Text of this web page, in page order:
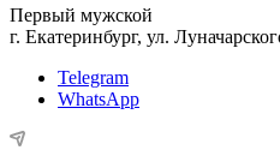
Первый мужской
г. Екатеринбург, ул.
Telegram
WhatsApp